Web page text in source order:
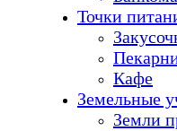
Точки
Кафе
Земельные
Земли